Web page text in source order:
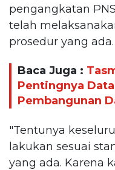
pengangkatan
telah
prosedur yang ada.
Baca Juga :
Pentingnya
Pembangunan
"Tentunya
lakukan sesuai
yang ada. Karena